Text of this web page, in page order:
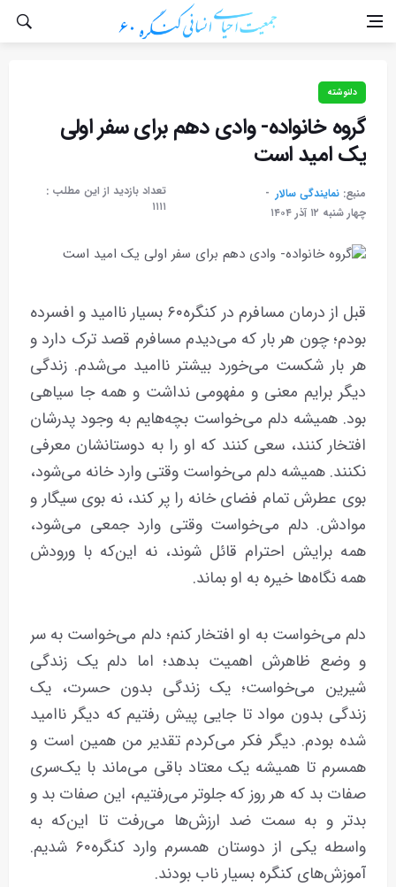
دلنوشته
گروه خانواده- وادی دهم برای سفر اولی
یک امید است
منبع: نمایندگی سالار
چهار شنبه ۱۲ آذر ۱۴۰۴
تعداد بازدید از این مطلب :
۱۱۱۱
قبل از درمان مسافرم در کنگره۶۰ بسیار ناامید و افسرده
بودم؛ چون هر بار که می‌دیدم مسافرم قصد ترک دارد و
هر بار شکست می‌خورد بیشتر ناامید می‌شدم. زندگی
دیگر برایم معنی و مفهومی نداشت و همه جا سیاهی
بود. همیشه دلم می‌خواست بچه‌هایم به وجود پدرشان
افتخار کنند، سعی کنند که او را به دوستانشان معرفی
نکنند. همیشه دلم می‌خواست وقتی وارد خانه می‌شود،
بوی عطرش تمام فضای خانه را پر کند، نه بوی سیگار و
موادش. دلم می‌خواست وقتی وارد جمعی می‌شود،
همه برایش احترام قائل شوند، نه این‌که با ورودش
همه نگاه‌ها خیره به او بماند.
دلم می‌خواست به او افتخار کنم؛ دلم می‌خواست به سر
و وضع ظاهرش اهمیت بدهد؛ اما دلم یک زندگی
شیرین می‌خواست؛ یک زندگی بدون حسرت، یک
زندگی بدون مواد تا جایی پیش رفتیم که دیگر ناامید
شده بودم. دیگر فکر می‌کردم تقدیر من همین است و
همسرم تا همیشه یک معتاد باقی می‌ماند با یک‌سری
صفات بد که هر روز که جلوتر می‌رفتیم، این صفات بد و
بدتر و به سمت ضد ارزش‌ها می‌رفت تا این‌که به
واسطه یکی از دوستان همسرم وارد کنگره۶۰ شدیم.
آموزش‌های کنگره بسیار ناب بودند.